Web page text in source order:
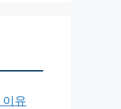
유